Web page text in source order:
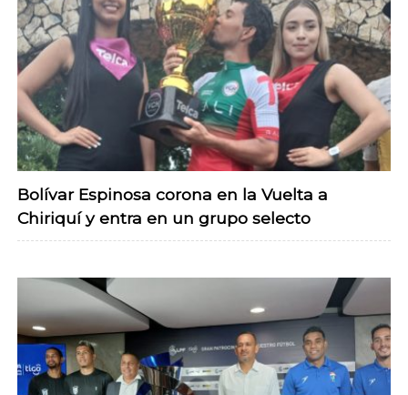
Bolívar Espinosa corona en la Vuelta a
Chiriquí y entra en un grupo selecto